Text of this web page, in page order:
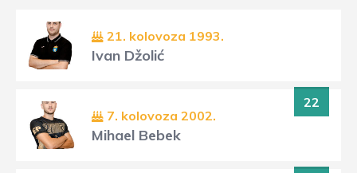
21. kolovoza 1993.
Ivan Džolić
22
7. kolovoza 2002.
Mihael Bebek